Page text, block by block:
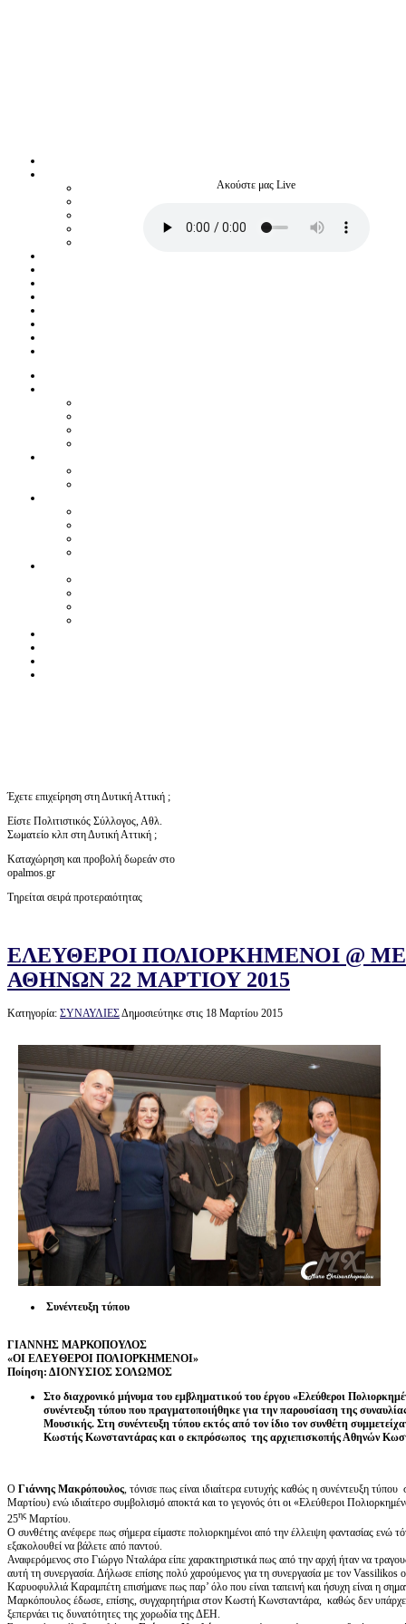
Ακούστε μας Live
Έχετε επιχείρηση στη Δυτική Αττική ;
Είστε Πολιτιστικός Σύλλογος, Αθλ.
Σωματείο κλπ στη Δυτική Αττική ;
Καταχώρηση και προβολή δωρεάν στο
opalmos.gr
Τηρείται σειρά προτεραιότητας
ΕΛΕΥΘΕΡΟΙ ΠΟΛΙΟΡΚΗΜΕΝΟΙ @
ΑΘΗΝΩΝ 22 ΜΑΡΤΙΟΥ 2015
Κατηγορία: ΣΥΝΑΥΛΙΕΣΔημοσιεύτηκε στις 18 Μαρτίου 2015
Συνέντευξη τύπου
ΓΙΑΝΝΗΣ ΜΑΡΚΟΠΟΥΛΟΣ
«ΟΙ ΕΛΕΥΘΕΡΟΙ ΠΟΛΙΟΡΚΗΜΕΝΟΙ»
Ποίηση: ΔΙΟΝΥΣΙΟΣ ΣΟΛΩΜΟΣ
Στο διαχρονικό μήνυμα του εμβληματικού του έργου «Ελεύθεροι
συνέντευξη τύπου που πραγματοποιήθηκε για την παρουσίαση της
Μουσικής. Στη συνέντευξη τύπου εκτός από τον ίδιο τον συνθέτη
Κωστής Κωνσταντάρας και ο εκπρόσωπος της αρχιεπισκοπής Αθηνών
Ο Γιάννης Μακρόπουλος, τόνισε πως είναι ιδιαίτερα ευτυχής καθώς η συνέντευξη
Μαρτίου) ενώ ιδιαίτερο συμβολισμό αποκτά και το γεγονός ότι οι «Ελεύθεροι
25ης Μαρτίου.
Ο συνθέτης ανέφερε πως σήμερα είμαστε πολιορκημένοι από την έλλειψη φαντασίας ενώ
εξακολουθεί να βάλετε από παντού.
Αναφερόμενος στο Γιώργο Νταλάρα είπε χαρακτηριστικά πως από την αρχή ήταν να
αυτή τη συνεργασία. Δήλωσε επίσης πολύ χαρούμενος για τη συνεργασία με τον Vassilikos
Καρυοφυλλιά Καραμπέτη επισήμανε πως παρ’ όλο που είναι ταπεινή και ήσυχη είναι η
Μαρκόπουλος έδωσε, επίσης, συγχαρητήρια στον Κωστή Κωνσταντάρα, καθώς δεν
ξεπερνάει τις δυνατότητες της χορωδία της ΔΕΗ.